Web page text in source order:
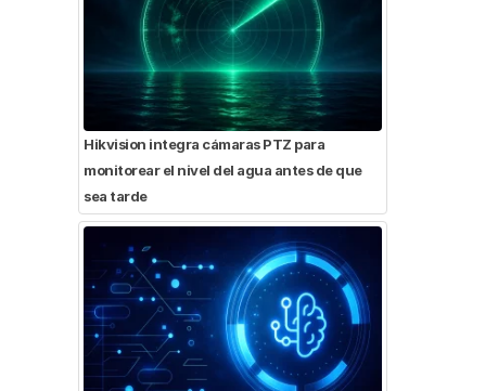
Hikvision integra cámaras PTZ para
monitorear el nivel del agua antes de que
sea tarde